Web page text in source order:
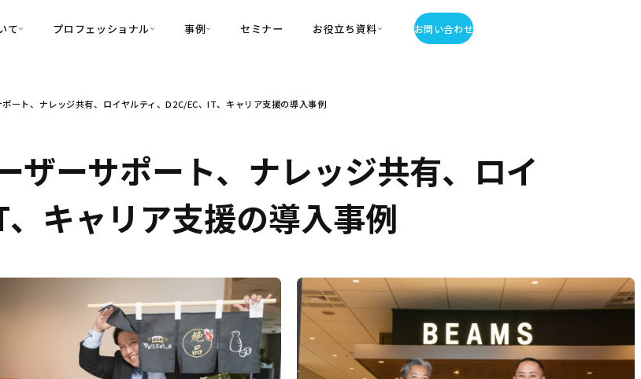
て
育成
Voice ・Commune Navigator
点経営基盤
CRM（旧：
）
for Work
プロフェッショナル
・Customer-Led Growth
事例
導入事例
セミナー お役立ち資料 お問い合わせ
ート、ナレッジ共有、ロイヤルティ、D2C/EC、IT、キャリア支援の導入事例
ザーサポート、ナレッジ共有、ロイ
キャリア支援の導入事例